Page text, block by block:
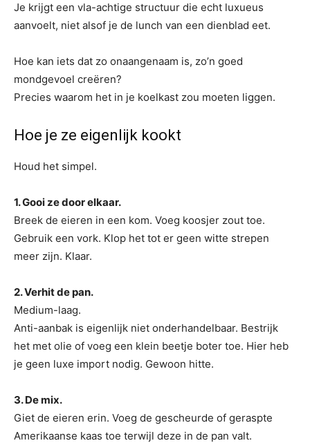
Je krijgt een vla-achtige structuur die echt luxueus
aanvoelt, niet alsof je de lunch van een dienblad eet.
Hoe kan iets dat zo onaangenaam is, zo’n goed
mondgevoel creëren?
Precies waarom het in je koelkast zou moeten liggen.
Hoe je ze eigenlijk kookt
Houd het simpel.
1. Gooi ze door elkaar.
Breek de eieren in een kom. Voeg koosjer zout toe.
Gebruik een vork. Klop het tot er geen witte strepen
meer zijn. Klaar.
2. Verhit de pan.
Medium-laag.
Anti-aanbak is eigenlijk niet onderhandelbaar. Bestrijk
het met olie of voeg een klein beetje boter toe. Hier heb
je geen luxe import nodig. Gewoon hitte.
3. De mix.
Giet de eieren erin. Voeg de gescheurde of geraspte
Amerikaanse kaas toe terwijl deze in de pan valt.